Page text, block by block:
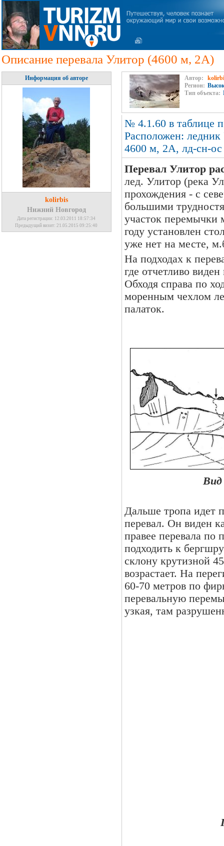
Описание перевала Улитор (4600 м, 2А)
Информация об авторе
kolirbis
Нижний Новгород
Дата регистрации: 12.03.2011 18:57:34
Предыдущий визит: 21.05.2015 09:25:40
Автор:
Регион:
Тип объекта:
№ 4.1.60 в таблице
Расположен:
4600 м, 2А, лд-сн-ос
Перевал Улитор
лед. Улитор (река
прохождения - с
большими
участок перемычки
году установлен
уже нет на месте,
На подходах к
где отчетливо
Обходя справа по
моренным чехлом
палаток.
Вид
Дальше тропа идет
перевал. Он виден
правее перевала по
подходить к
склону крутизной
возрастает. На
60-70 метров по
перевальную
узкая, там